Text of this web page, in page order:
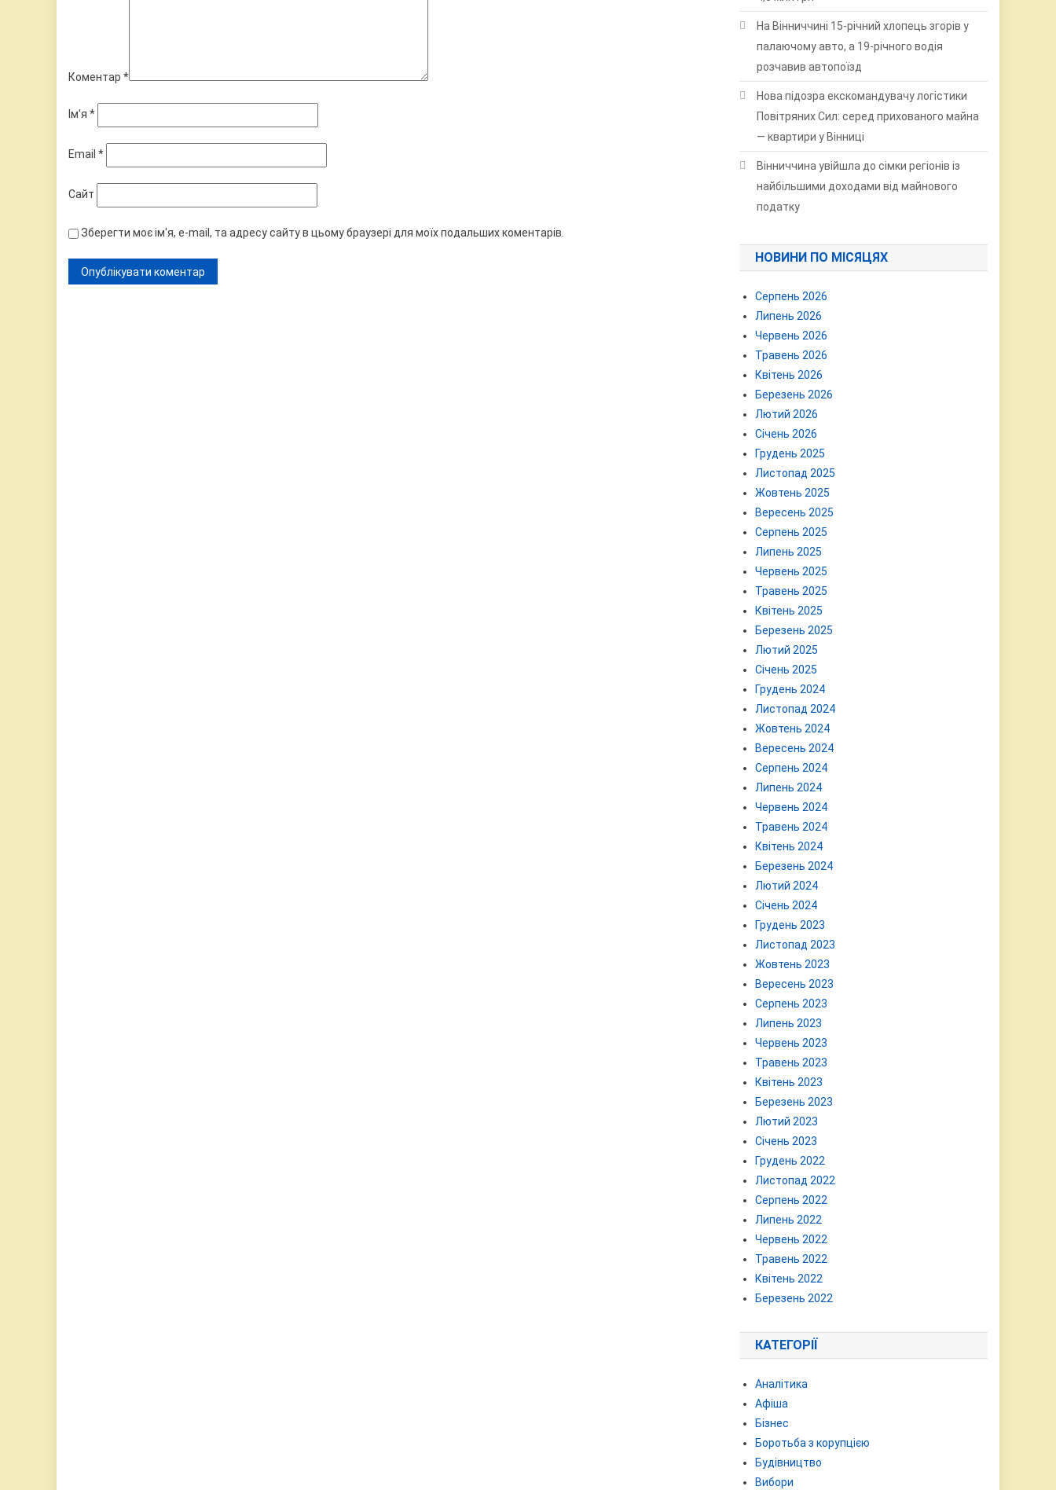
Коментар *
Ім'я *
Email *
Сайт
Зберегти моє ім'я, e-mail, та адресу сайту в цьому браузері для моїх подальших коментарів.
На Вінниччині 15-річний хлопець згорів у
палаючому авто, а 19-річного водія
розчавив автопоїзд
Нова підозра екскомандувачу логістики
Повітряних Сил: серед прихованого майна
— квартири у Вінниці
Вінниччина увійшла до сімки регіонів із
найбільшими доходами від майнового
податку
НОВИНИ ПО МІСЯЦЯХ
Серпень 2026
Липень 2026
Червень 2026
Травень 2026
Квітень 2026
Березень 2026
Лютий 2026
Січень 2026
Грудень 2025
Листопад 2025
Жовтень 2025
Вересень 2025
Серпень 2025
Липень 2025
Червень 2025
Травень 2025
Квітень 2025
Березень 2025
Лютий 2025
Січень 2025
Грудень 2024
Листопад 2024
Жовтень 2024
Вересень 2024
Серпень 2024
Липень 2024
Червень 2024
Травень 2024
Квітень 2024
Березень 2024
Лютий 2024
Січень 2024
Грудень 2023
Листопад 2023
Жовтень 2023
Вересень 2023
Серпень 2023
Липень 2023
Червень 2023
Травень 2023
Квітень 2023
Березень 2023
Лютий 2023
Січень 2023
Грудень 2022
Листопад 2022
Серпень 2022
Липень 2022
Червень 2022
Травень 2022
Квітень 2022
Березень 2022
КАТЕГОРІЇ
Аналітика
Афіша
Бізнес
Боротьба з корупцією
Будівництво
Вибори